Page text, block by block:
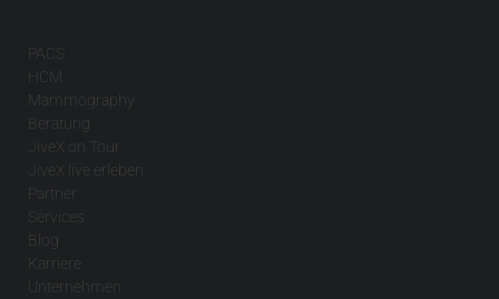
PACS
HCM
Mammography
Beratung
JiveX on Tour
JiveX live erleben
Partner
Services
Blog
Karriere
Unternehmen